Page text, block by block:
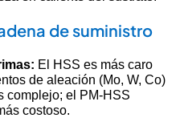
de suministro
El HSS es más caro
de aleación (Mo, W, Co)
complejo; el PM-HSS
costoso.